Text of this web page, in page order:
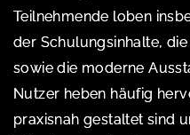
Teilnehmende loben
der Schulungsinhalte,
sowie die moderne
Nutzer heben häufig
praxisnah gestaltet sind